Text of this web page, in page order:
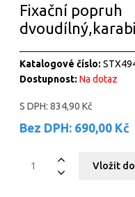
Fixační popruh
Katalogové číslo:
Dostupnost: Na dotaz
S DPH: 834,90 Kč
Bez DPH: 690,00 Kč